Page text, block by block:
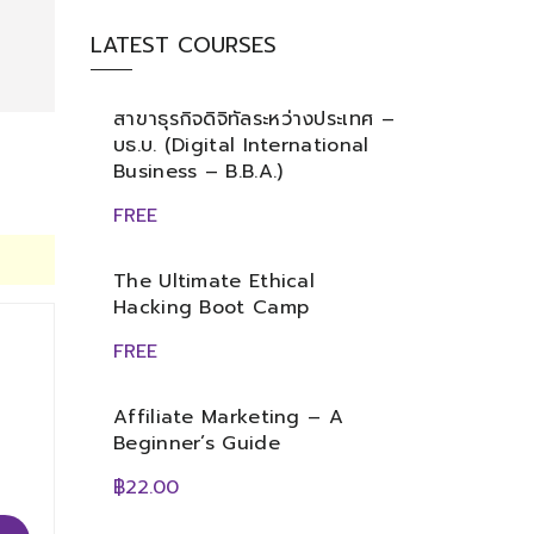
LATEST COURSES
สาขาธุรกิจดิจิทัลระหว่างประเทศ –
บธ.บ. (Digital International
Business – B.B.A.)
FREE
The Ultimate Ethical
Hacking Boot Camp
FREE
Affiliate Marketing – A
Beginner’s Guide
฿22.00